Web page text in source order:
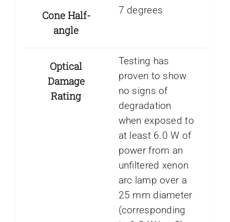
Cone Half-
angle
7 degrees
Optical
Damage
Rating
Testing has
proven to show
no signs of
degradation
when exposed to
at least 6.0 W of
power from an
unfiltered xenon
arc lamp over a
25 mm diameter
(corresponding